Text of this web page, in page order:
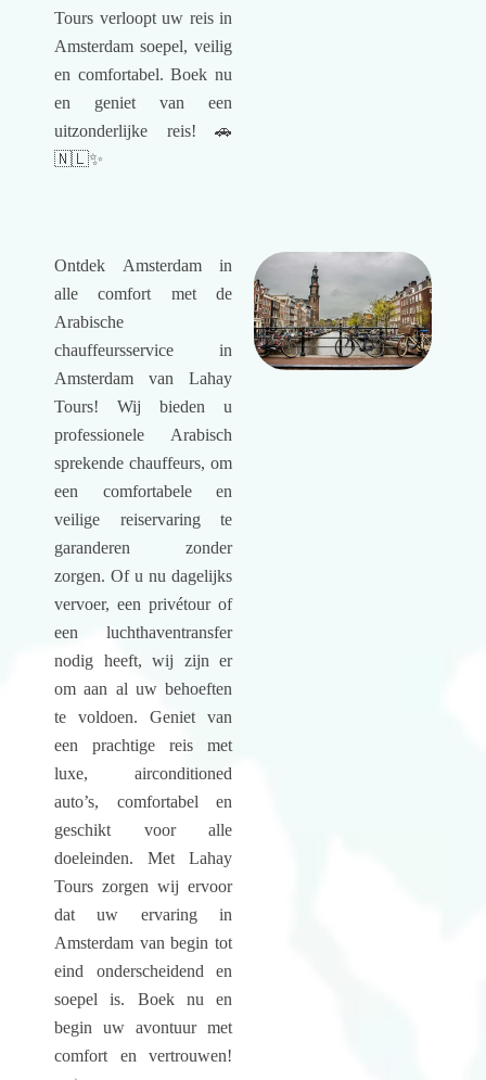
Tours verloopt uw ​​reis in
Amsterdam soepel, veilig
en comfortabel. Boek nu
en geniet van een
uitzonderlijke reis! 🚗
🇳🇱✨
Ontdek Amsterdam in
alle comfort met de
Arabische
chauffeursservice in
Amsterdam van Lahay
Tours! Wij bieden u
professionele Arabisch
sprekende chauffeurs, om
een ​​comfortabele en
veilige reiservaring te
garanderen zonder
zorgen. Of u nu dagelijks
vervoer, een privétour of
een luchthaventransfer
nodig heeft, wij zijn er
om aan al uw behoeften
te voldoen. Geniet van
een prachtige reis met
luxe, airconditioned
auto’s, comfortabel en
geschikt voor alle
doeleinden. Met Lahay
Tours zorgen wij ervoor
dat uw ervaring in
Amsterdam van begin tot
eind onderscheidend en
soepel is. Boek nu en
begin uw avontuur met
comfort en vertrouwen!